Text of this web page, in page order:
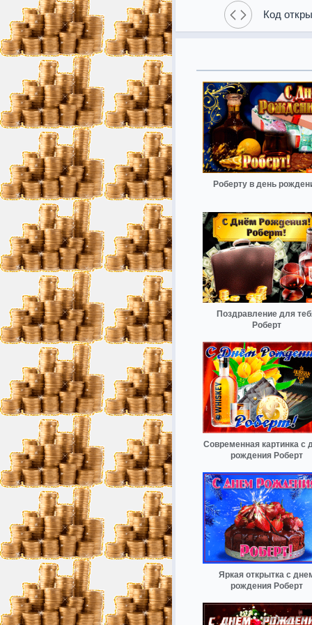
Код
Роберту в день
Поздравление для
Роберт
Современная картинка с
рождения Роберт
Яркая открытка с
рождения Роберт